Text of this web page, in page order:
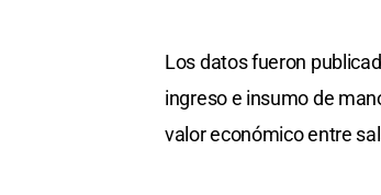
Los datos fueron
ingreso e insumo de
valor económico entre